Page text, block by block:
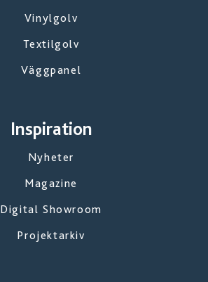
Vinylgolv
Textilgolv
Väggpanel
Inspiration
Nyheter
Magazine
Digital Showroom
Projektarkiv